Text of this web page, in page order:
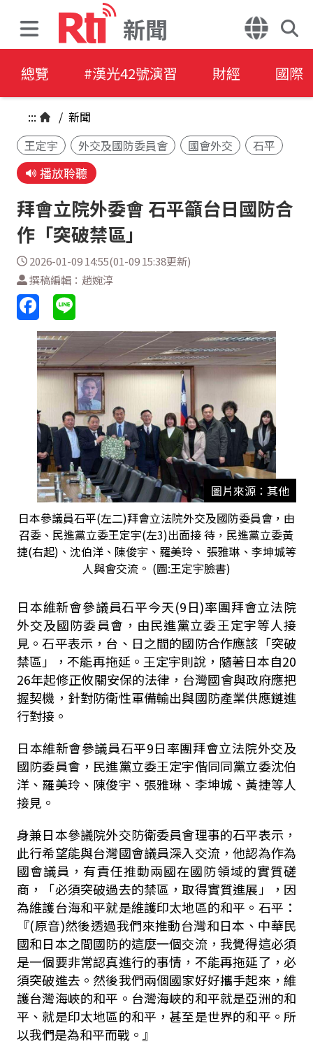
新聞
總覽 #漢光42號演習 財經 國際
::: / 新聞
王定宇
外交及國防委員會 國會外交 石平
播放聆聽
拜會立院外委會 石平籲台日國防合
作「突破禁區」
2026-01-09 14:55(01-09 15:38更新)
撰稿編輯：趙婉淳
圖片來源：其他
日本參議員石平(左二)拜會立法院外交及國防委員會，由
召委、民進黨立委王定宇(左3)出面接 待，民進黨立委黃
捷(右起)、沈伯洋、陳俊宇、羅美玲、 張雅琳、李坤城等
人與會交流。 (圖:王定宇臉書)
日本維新會參議員石平今天(9日)率團拜會立法院
外交及國防委員會，由民進黨立委王定宇等人接
見。石平表示，台、日之間的國防合作應該「突破
禁區」，不能再拖延。王定宇則說，隨著日本自20
26年起修正攸關安保的法律，台灣國會與政府應把
握契機，針對防衛性軍備輸出與國防產業供應鏈進
行對接。
日本維新會參議員石平9日率團拜會立法院外交及
國防委員會，民進黨立委王定宇偕同同黨立委沈伯
洋、羅美玲、陳俊宇、張雅琳、李坤城、黃捷等人
接見。
身兼日本參議院外交防衛委員會理事的石平表示，
此行希望能與台灣國會議員深入交流，他認為作為
國會議員，有責任推動兩國在國防領域的實質磋
商，「必須突破過去的禁區，取得實質進展」，因
為維護台海和平就是維護印太地區的和平。石平：
『(原音)然後透過我們來推動台灣和日本、中華民
國和日本之間國防的這麼一個交流，我覺得這必須
是一個要非常認真進行的事情，不能再拖延了，必
須突破進去。然後我們兩個國家好好攜手起來，維
護台灣海峽的和平。台灣海峽的和平就是亞洲的和
平、就是印太地區的和平，甚至是世界的和平。所
以我們是為和平而戰。』